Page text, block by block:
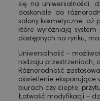
się na uniwersalności,
doskonale do
salony kosmetyczne, aż
które wyróżniają
dostępnych na rynku,
Uniwersalność -
rodzaju przestrzeniach,
Różnorodność
oświetlenie eksponujące
biurach czy ciepłe,
Łatwość modyfikacji -